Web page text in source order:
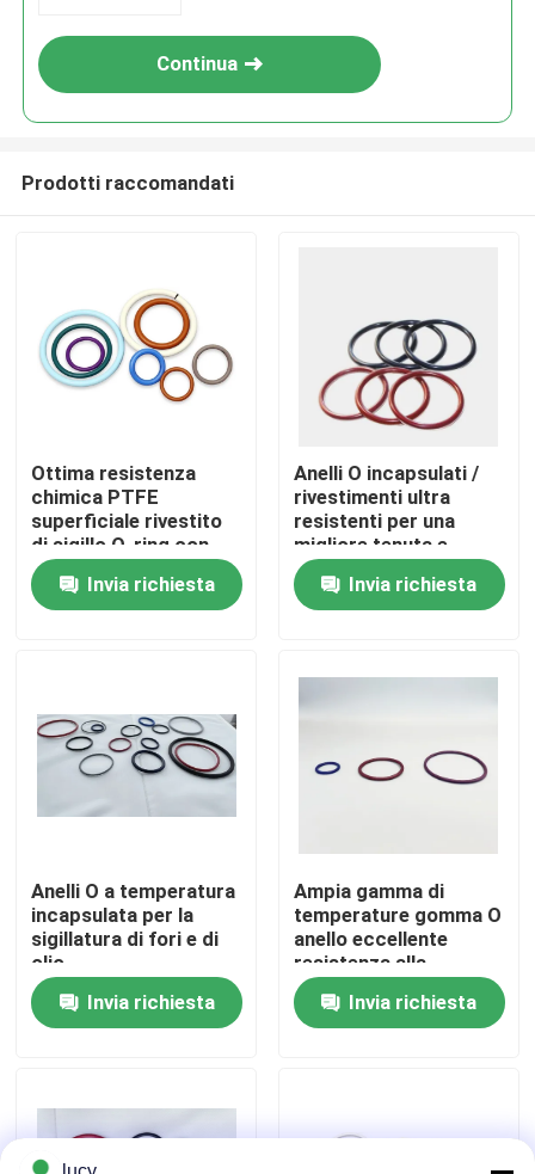
Casa
Prodotti
Fatory Tour
Contattaci
notizie
giunti circolari di gomma
Continua
Prodotti raccomandati
Ottima resistenza
chimica PTFE
superficiale rivestito
di sigillo O-ring con
gomma nera
Invia richiesta
Anelli O incapsulati /
rivestimenti ultra
resistenti per una
migliore tenuta e
ammortizzazione
Invia richiesta
Anelli O a temperatura
incapsulata per la
sigillatura di fori e di
olio
Invia richiesta
Ampia gamma di
temperature gomma O
anello eccellente
resistenza alla
trazione PTFE
rivestitoInvia richiesta